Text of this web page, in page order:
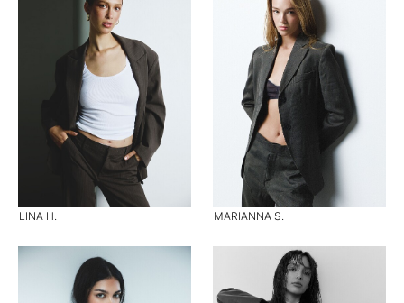
LINA H. MARIANNA S.